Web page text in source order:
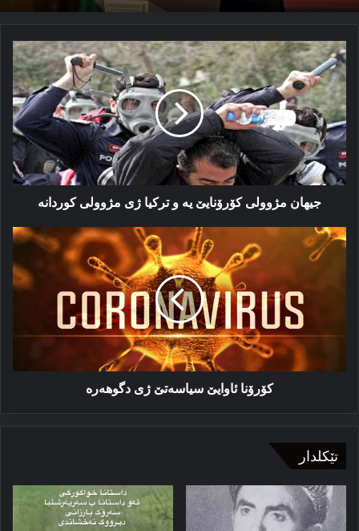
جیھان
مژوولی
كۆرۆنایێ
یە
و
تركیا
ژی
مژوولی
كوردانە
جیھان مژوولی كۆرۆنایێ یە و تركیا ژی مژوولی كوردانە
كۆرۆنا
ئاوایێ
سیاسەتێ
دگوھەرە
كۆرۆنا ئاوایێ سیاسەتێ ژی دگوھەرە
تێکلدار